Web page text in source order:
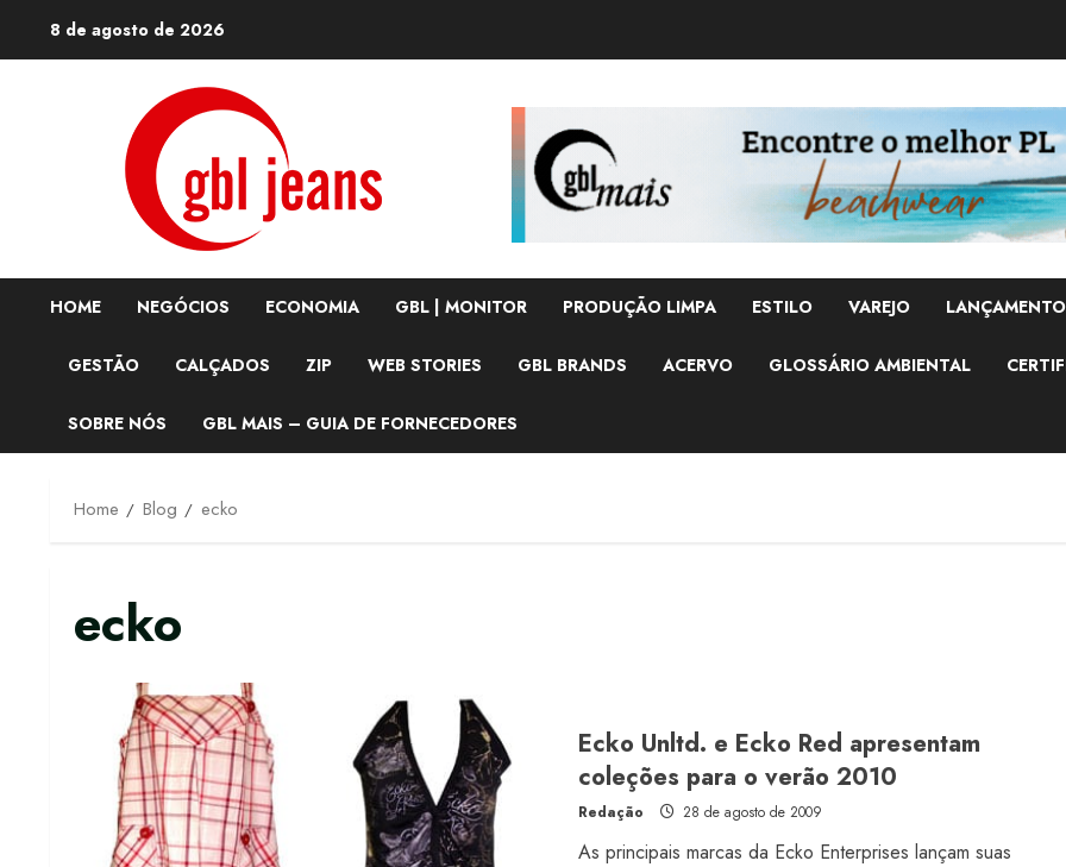
8 de agosto de 2026
HOME NEGÓCIOS ECONOMIA GBL | MONITOR PRODUÇÃO LIMPA ESTILO VAREJO
GESTÃO CALÇADOS ZIP WEB STORIES GBL BRANDS ACERVO GLOSSÁRIO AMBIENTAL
SOBRE NÓS GBL MAIS – GUIA DE FORNECEDORES
Home Blog ecko
ecko
Ecko Unltd. e Ecko Red apresentam
coleções para o verão 2010
Redação 28 de agosto de 2009
As principais marcas da Ecko Enterprises lançam suas